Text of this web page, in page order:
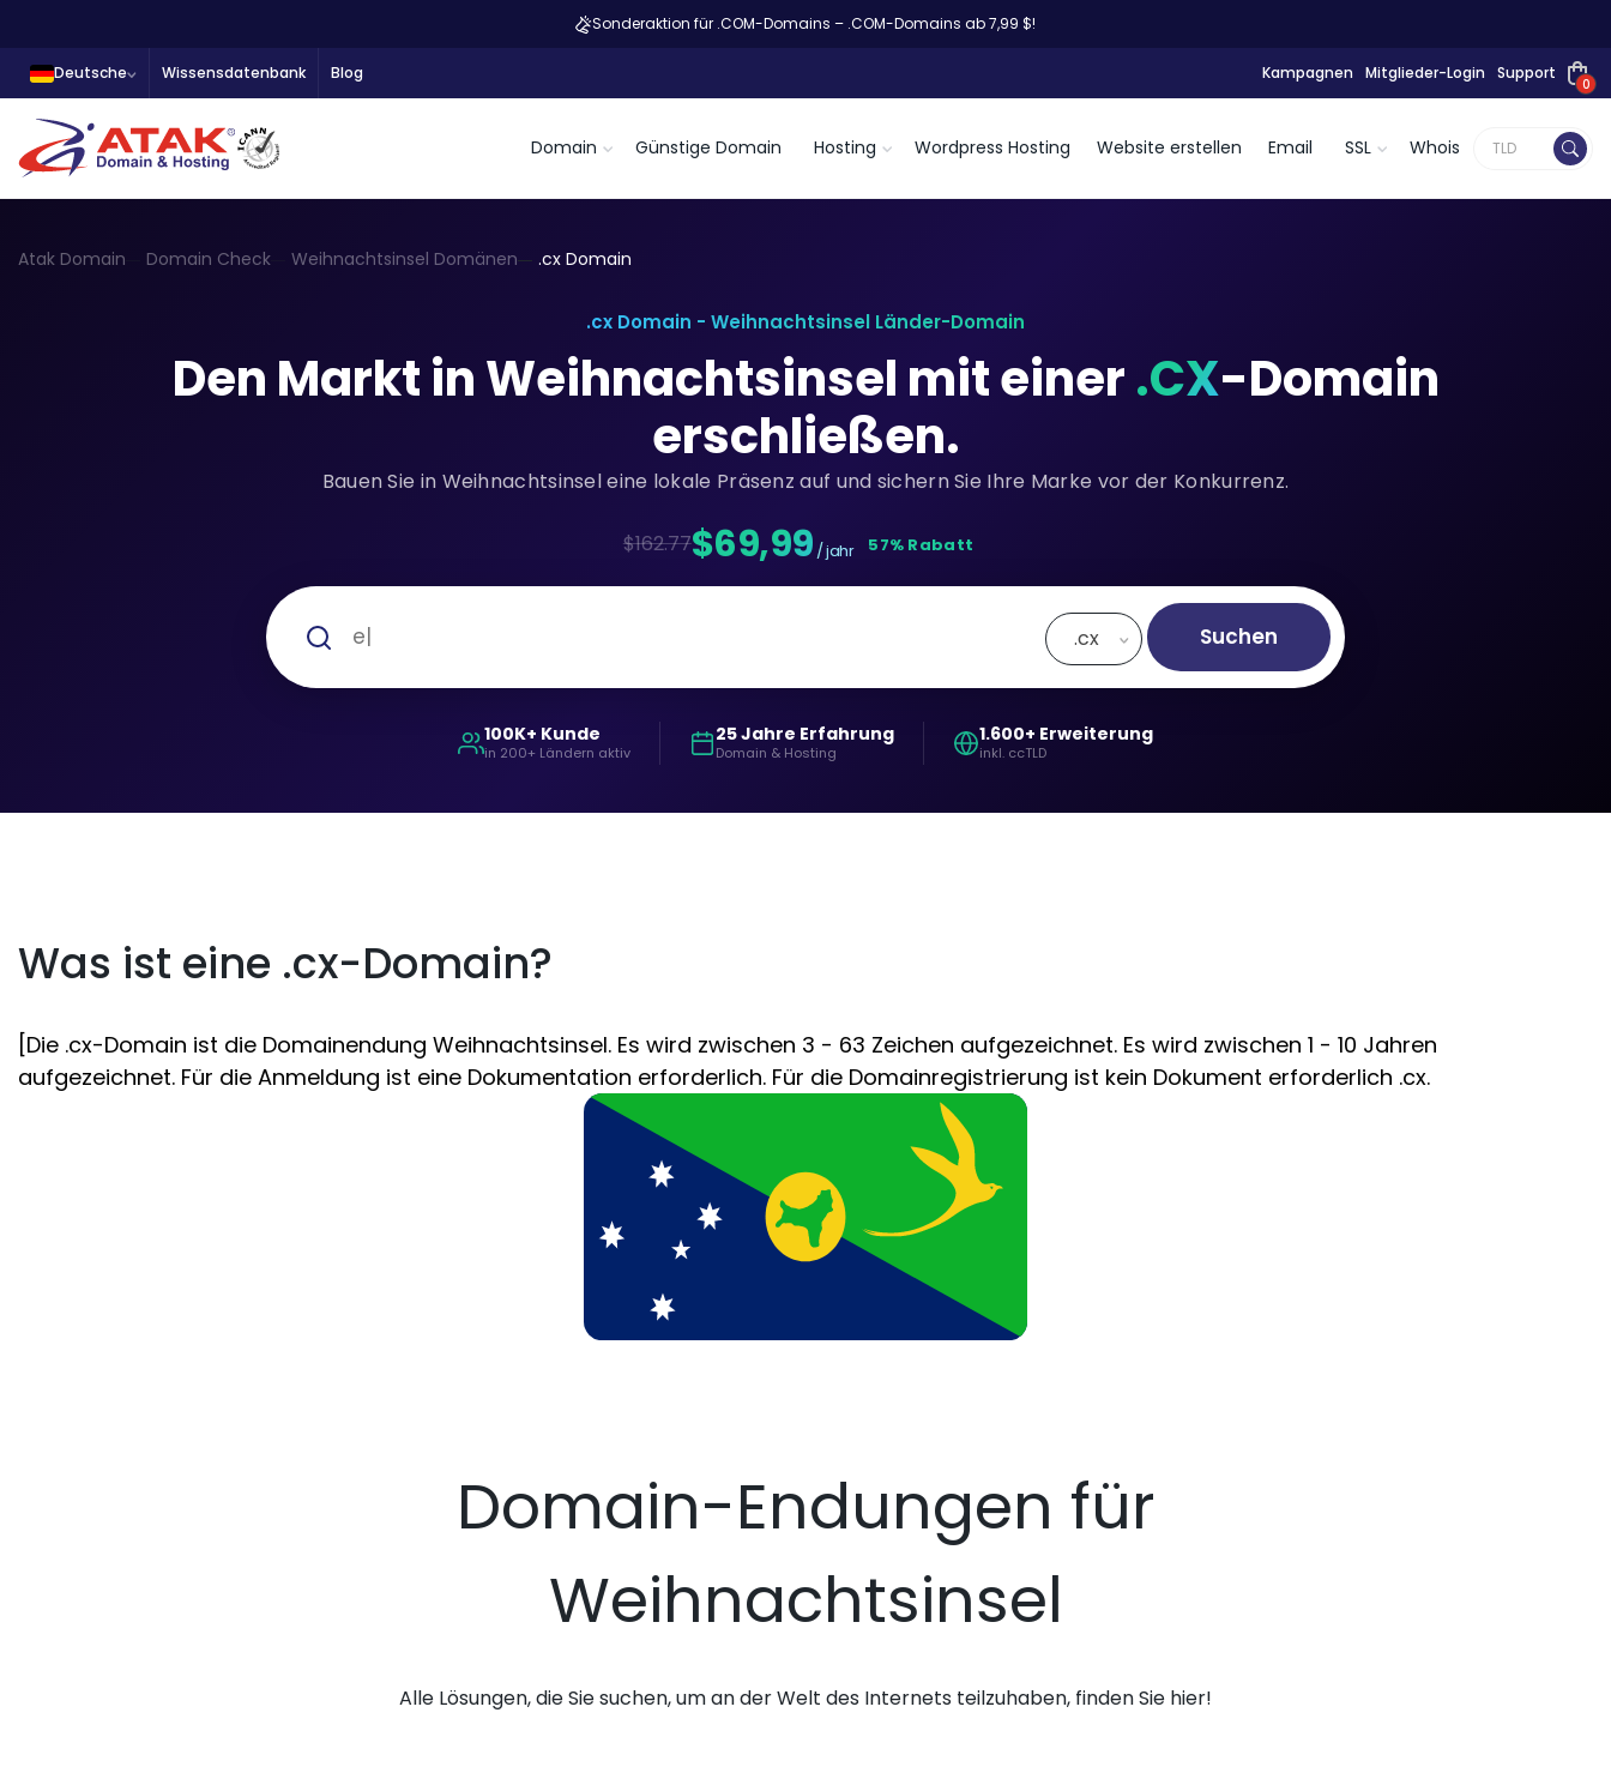
Sonderaktion für .COM-Domains – .COM-Domains ab 7,99 $!
Deutsche Wissensdatenbank Blog Kampagnen Mitglieder-Login Support
0
Domain Günstige Domain Hosting Wordpress Hosting Website erstellen Email SSL Whois
Atak Domain Domain Check Weihnachtsinsel Domänen .cx Domain
.cx Domain - Weihnachtsinsel Länder-Domain
Den Markt in Weihnachtsinsel mit einer.CX-Domain
erschließen.
Bauen Sie in Weihnachtsinsel eine lokale Präsenz auf und sichern Sie Ihre Marke vor der Konkurrenz.
$162.77$69,99 / jahr 57% Rabatt
.cx Suchen
100K+ Kunde
in 200+ Ländern aktiv
25 Jahre Erfahrung
Domain & Hosting
1.600+ Erweiterung
inkl. ccTLD
Was ist eine .cx-Domain?
[Die .cx-Domain ist die Domainendung Weihnachtsinsel. Es wird zwischen 3 - 63 Zeichen aufgezeichnet. Es wird zwischen 1 - 10 Jahren
aufgezeichnet. Für die Anmeldung ist eine Dokumentation erforderlich. Für die Domainregistrierung ist kein Dokument erforderlich .cx.
Domain-Endungen für
Weihnachtsinsel
Alle Lösungen, die Sie suchen, um an der Welt des Internets teilzuhaben, finden Sie hier!